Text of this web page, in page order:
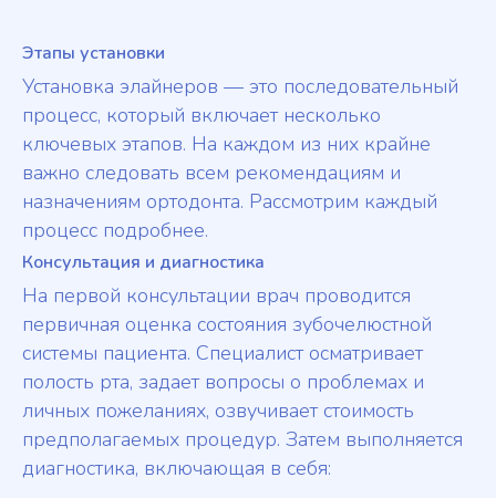
Этапы установки
Установка элайнеров — это последовательный
процесс, который включает несколько
ключевых этапов. На каждом из них крайне
важно следовать всем рекомендациям и
назначениям ортодонта. Рассмотрим каждый
процесс подробнее.
Консультация и диагностика
На первой консультации врач проводится
первичная оценка состояния зубочелюстной
системы пациента. Специалист осматривает
полость рта, задает вопросы о проблемах и
личных пожеланиях, озвучивает стоимость
предполагаемых процедур. Затем выполняется
диагностика, включающая в себя: